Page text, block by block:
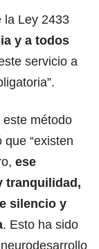
la Ley 2433
y a todos
servicio a
método
“existen
ese
tranquilidad,
silencio y
. Esto ha sido